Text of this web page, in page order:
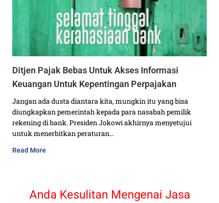
Ditjen Pajak Bebas Untuk Akses Informasi
Keuangan Untuk Kepentingan Perpajakan
Jangan ada dusta diantara kita, mungkin itu yang bisa
diungkapkan pemerintah kepada para nasabah pemilik
rekening di bank. Presiden Jokowi akhirnya menyetujui
untuk menerbitkan peraturan…
Read More
Anda Kesulitan Mengenai Jasa